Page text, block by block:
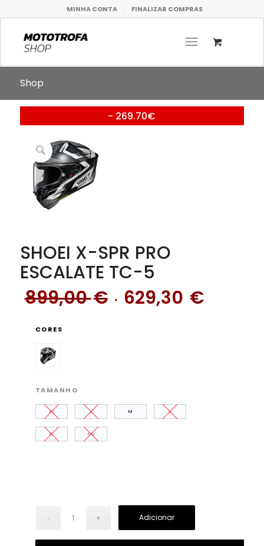
MINHA CONTA FINALIZAR COMPRAS
Shop
- 269.70€
SHOEI X-SPR PRO
ESCALATE TC-5
899,00€ O
preço
629,30 €
CORES
TAMANHO
XS S M L
XL XXL
Adicionar